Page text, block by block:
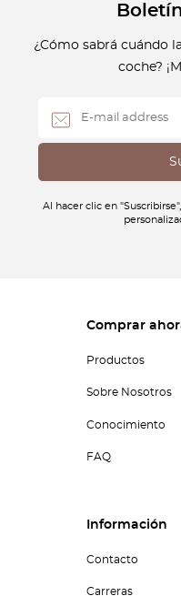
¿Cómo sabrá cuándo
coche?
Al hacer clic en
Comprar
Productos
Sobre Nosotros
Conocimiento
FAQ
Información
Contacto
Carreras